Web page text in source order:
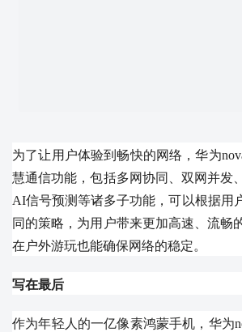
为了让用户体验到畅快的网络，华为
慧通信功能，包括多网协同、双网并发
AI信号预测等诸多子功能，可以根据用
同的策略，为用户带来更加高速、流畅
在户外游玩也能确保网络的稳定。
写在最后
作为年轻人的一亿像素鸿蒙手机，华为